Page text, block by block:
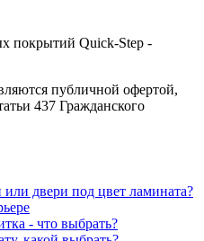
покрытий Quick-Step -
публичной офертой,
437 Гражданского
двери под цвет ламината?
- что выбрать?